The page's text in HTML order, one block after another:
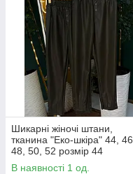
Шикарні жіночі штани,
тканина "Еко-шкіра" 44, 46,
48, 50, 52 розмір 44
В наявності 1 од.